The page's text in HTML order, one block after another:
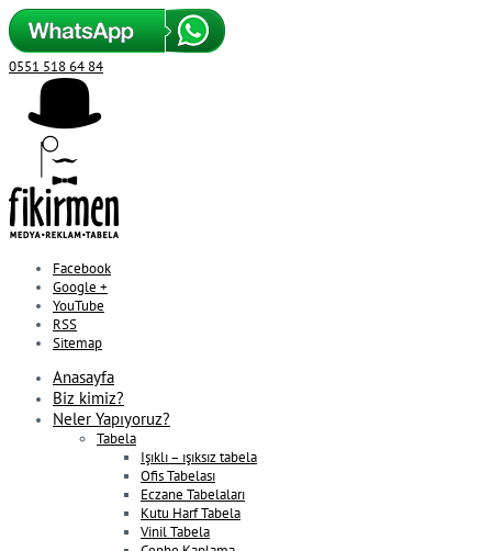
0551 518 64 84
Facebook
Google +
YouTube
RSS
Sitemap
Anasayfa
Biz kimiz?
Neler Yapıyoruz?
Tabela
Işıklı – ışıksız tabela
Ofis Tabelası
Eczane Tabelaları
Kutu Harf Tabela
Vinil Tabela